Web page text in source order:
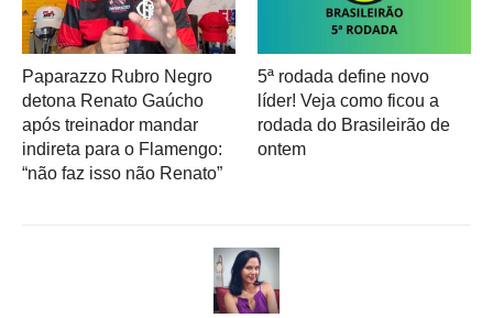
Paparazzo Rubro Negro
detona Renato Gaúcho
após treinador mandar
indireta para o Flamengo:
“não faz isso não Renato”
5ª rodada define novo
líder! Veja como ficou a
rodada do Brasileirão de
ontem